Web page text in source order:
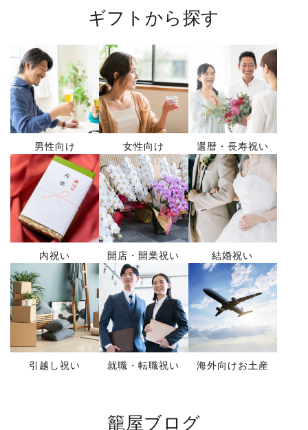
ギフトから探す
男性向け 女性向け 還暦・長寿祝い
内祝い 開店・開業祝い 結婚祝い
引越し祝い 就職・転職祝い 海外向けお土産
籠屋ブログ